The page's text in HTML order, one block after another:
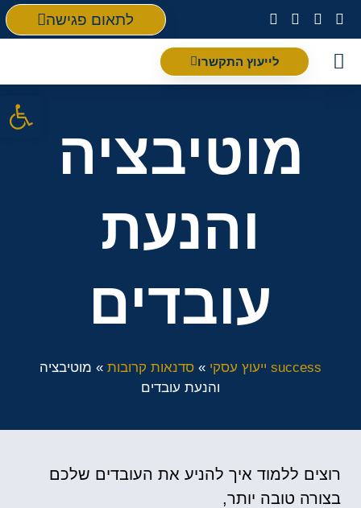
לתאום פגישה
לייעוץ התקשרו
מוטיבציה
והנעת
עובדים
success ייעוץ עסקי » סדנאות קרובות » מוטיבציה
והנעת עובדים
רוצים ללמוד איך להניע את העובדים שלכם
בצורה טובה יותר,
פתח